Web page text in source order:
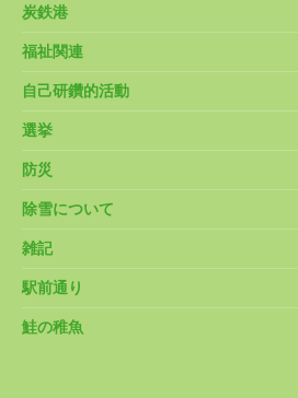
炭鉄港
福祉関連
自己研鑽的活動
選挙
防災
除雪について
雑記
駅前通り
鮭の稚魚